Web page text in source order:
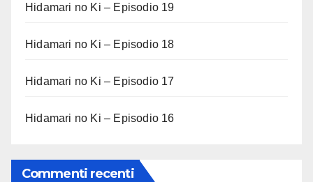
Hidamari no Ki – Episodio 19
Hidamari no Ki – Episodio 18
Hidamari no Ki – Episodio 17
Hidamari no Ki – Episodio 16
Commenti recenti